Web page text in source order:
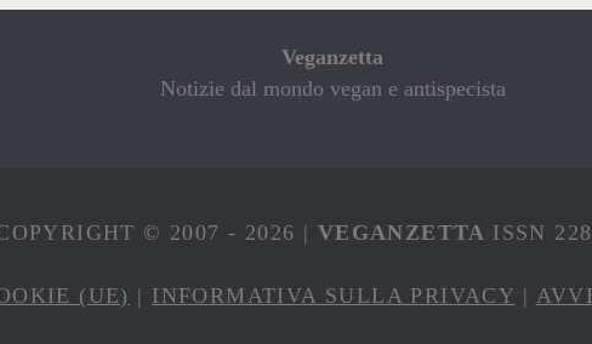
Veganzetta
Notizie dal mondo vegan e antispecista
© 2007 - 2026 | VEGANZETTA ISSN
(UE) | INFORMATIVA SULLA PRIVACY |